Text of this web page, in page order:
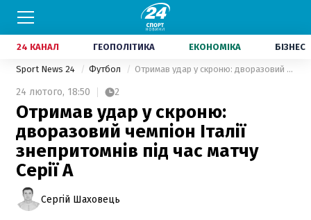
24 КАНАЛ ГЕОПОЛІТИКА ЕКОНОМІКА БІЗНЕС
Sport News 24 Футбол Отримав удар у скроню: дворазовий чемпіон Італії знепритомнів під час матчу Серії А
24 лютого, 18:50 2
Отримав удар у скроню:
дворазовий чемпіон Італії
знепритомнів під час матчу
Серії А
Сергій Шаховець